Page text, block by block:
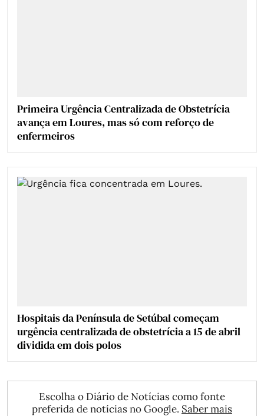
Primeira Urgência Centralizada de Obstetrícia
avança em Loures, mas só com reforço de
enfermeiros
Hospitais da Península de Setúbal começam
urgência centralizada de obstetrícia a 15 de abril
dividida em dois polos
Escolha o Diário de Notícias como fonte
preferida de notícias no Google. Saber mais